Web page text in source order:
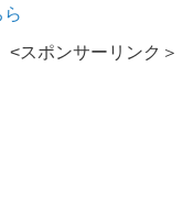
<スポンサーリンク＞